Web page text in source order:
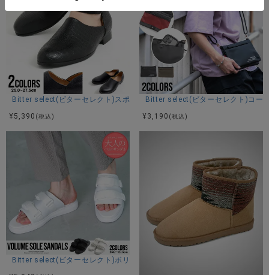
Bitter select(ビターセレクト)スポックシューズ/全2色
¥ 5,390 (税込)
Bitter select(ビターセレクト)コー
¥ 3,190 (税込)
Bitter select(ビターセレクト)ボリューミーソールサンダル/全2色